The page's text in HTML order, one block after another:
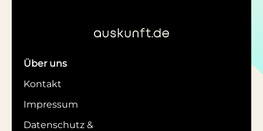
Über uns
Kontakt
Impressum
Datenschutz &